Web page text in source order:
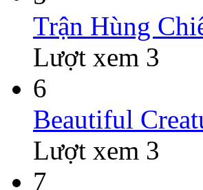
Trận Hùng
Lượt xem 3
6
Beautiful
Lượt xem 3
7